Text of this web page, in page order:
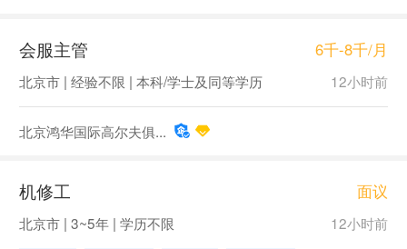
会服主管 6千-8千/月
北京市 | 经验不限 | 本科/学士及同等学历 12小时前
北京鸿华国际高尔夫俱...
机修工 面议
北京市 | 3~5年 | 学历不限 12小时前